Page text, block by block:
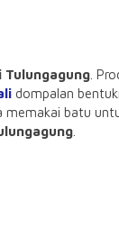
Tulungagung .
dompalan
batu